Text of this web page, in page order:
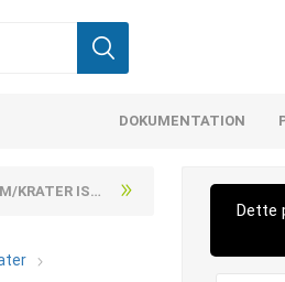
DOKUMENTATION
STÅL 45 H M3X3 (1000 STK)
Dette